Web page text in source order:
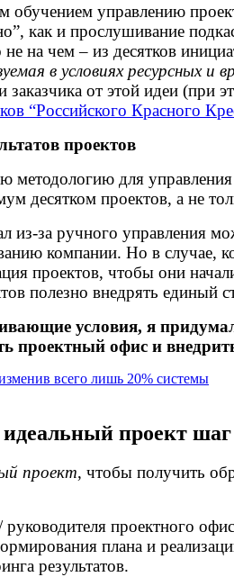
обучением управлению
как и прослушивание
на чем – из десятков
в условиях ресурсных и
от этой идеи
“Российского Красного
проектов
методологию для
десятком проектов, а не
из-за ручного управления
компании. Но в случае,
проектов, чтобы они
полезно внедрять
условия, я
офис и
всего лишь 20% системы
проект
проект, чтобы получить
проектного
плана и
результатов.